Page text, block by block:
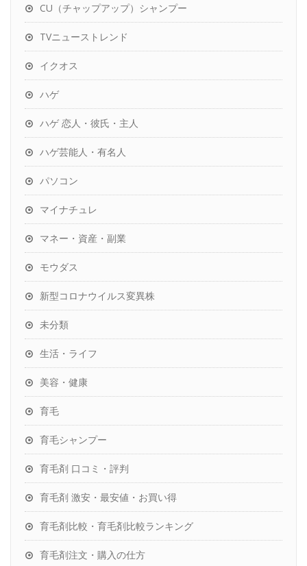
CU（チャップアップ）シャンプー
TVニューストレンド
イクオス
ハゲ
ハゲ 恋人・彼氏・主人
ハゲ芸能人・有名人
パソコン
マイナチュレ
マネー・資産・副業
モウダス
新型コロナウイルス変異株
未分類
生活・ライフ
美容・健康
育毛
育毛シャンプー
育毛剤 口コミ・評判
育毛剤 激安・最安値・お買い得
育毛剤比較・育毛剤比較ランキング
育毛剤注文・購入の仕方